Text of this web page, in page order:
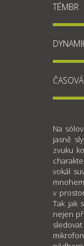
TÉMBR
Na
jasně
zvuku
vokál
v
Tak jak
nejen